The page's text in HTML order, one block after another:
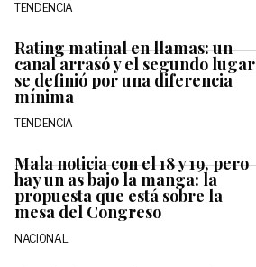
TENDENCIA
Rating matinal en llamas: un
canal arrasó y el segundo lugar
se definió por una diferencia
mínima
TENDENCIA
Mala noticia con el 18 y 19, pero
hay un as bajo la manga: la
propuesta que está sobre la
mesa del Congreso
NACIONAL